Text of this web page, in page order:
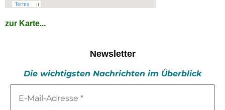
zur Karte...
Newsletter
Die wichtigsten Nachrichten im Überblick
Mail-